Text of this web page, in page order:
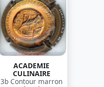
ACADEMIE
CULINAIRE
3b Contour marron